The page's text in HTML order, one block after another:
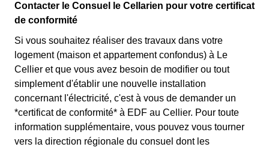
Contacter le Consuel le Cellarien pour votre certificat
de conformité
Si vous souhaitez réaliser des travaux dans votre
logement (maison et appartement confondus) à Le
Cellier et que vous avez besoin de modifier ou tout
simplement d'établir une nouvelle installation
concernant l'électricité, c'est à vous de demander un
*certificat de conformité* à EDF au Cellier. Pour toute
information supplémentaire, vous pouvez vous tourner
vers la direction régionale du consuel dont les